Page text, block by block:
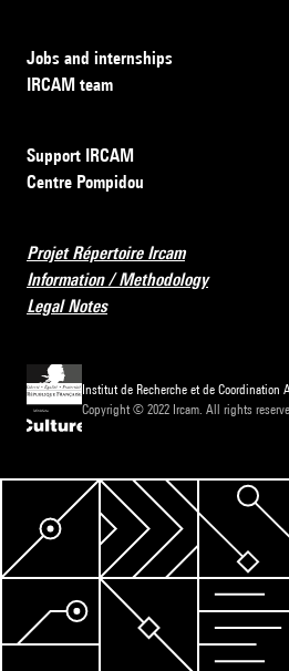
Jobs and internships
IRCAM team
Support IRCAM
Centre Pompidou
Projet Répertoire Ircam
Information / Methodology
Legal Notes
Institut de Recherche et de
Copyright © 2022 Ircam. All rights